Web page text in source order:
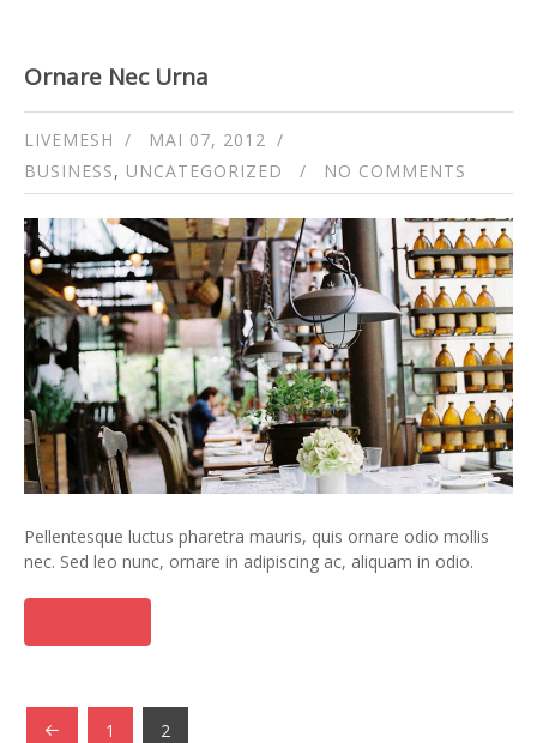
Ornare Nec Urna
LIVEMESH
MAI 07, 2012
BUSINESS, UNCATEGORIZED NO COMMENTS
Pellentesque luctus pharetra mauris, quis ornare odio mollis
nec. Sed leo nunc, ornare in adipiscing ac, aliquam in odio.
1 2